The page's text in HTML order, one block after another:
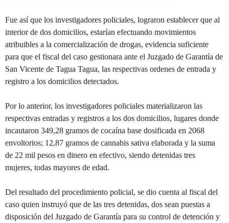
Fue así que los investigadores policiales, lograron establecer que al
interior de dos domicilios, estarían efectuando movimientos
atribuibles a la comercialización de drogas, evidencia suficiente
para que el fiscal del caso gestionara ante el Juzgado de Garantía de
San Vicente de Tagua Tagua, las respectivas ordenes de entrada y
registro a los domicilios detectados.
Por lo anterior, los investigadores policiales materializaron las
respectivas entradas y registros a los dos domicilios, lugares donde
incautaron 349,28 gramos de cocaína base dosificada en 2068
envoltorios; 12,87 gramos de cannabis sativa elaborada y la suma
de 22 mil pesos en dinero en efectivo, siendo detenidas tres
mujeres, todas mayores de edad.
Del resultado del procedimiento policial, se dio cuenta al fiscal del
caso quien instruyó que de las tres detenidas, dos sean puestas a
disposición del Juzgado de Garantía para su control de detención y